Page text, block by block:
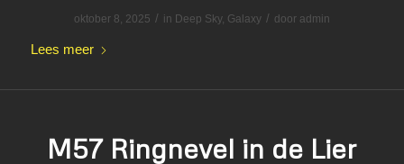
oktober 8, 2025 / in Deep Sky, Galaxy / door admin
Lees meer
M57 Ringnevel in de Lier